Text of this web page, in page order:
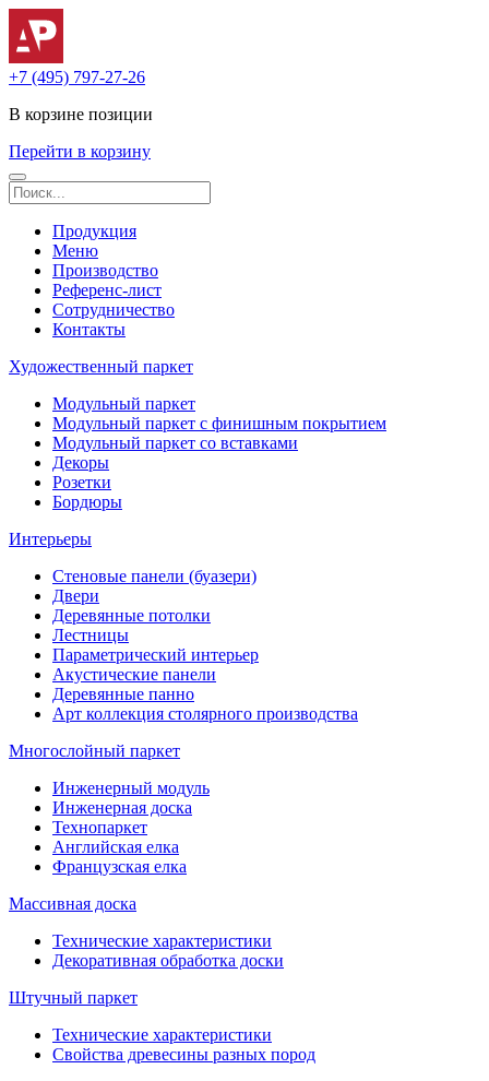
+7 (495) 797-27-26
В корзине позиции
Перейти в корзину
Продукция
Меню
Производство
Референс-лист
Сотрудничество
Контакты
Художественный паркет
Модульный паркет
Модульный паркет с финишным покрытием
Модульный паркет со вставками
Декоры
Розетки
Бордюры
Интерьеры
Стеновые панели (буазери)
Двери
Деревянные потолки
Лестницы
Параметрический интерьер
Акустические панели
Деревянные панно
Арт коллекция столярного производства
Многослойный паркет
Инженерный модуль
Инженерная доска
Технопаркет
Английская елка
Французская елка
Массивная доска
Технические характеристики
Декоративная обработка доски
Штучный паркет
Технические характеристики
Свойства древесины разных пород